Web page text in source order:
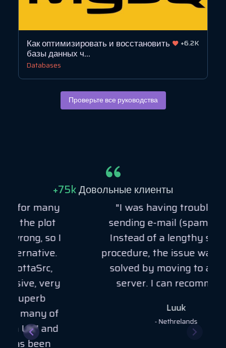
+6.2K
Как оптимизировать и восстановить
базы данных ч...
Databases
Проверьте все руководства
+75kДовольные клиенты
"I was having trouble with
sending e-mail (spam errors).
Instead of a lengthy support
procedure, the issue was quickly
solved by moving to another
server. I can recommend!"